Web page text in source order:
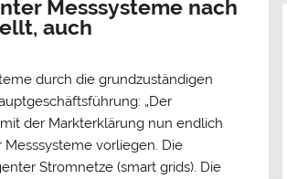
Messsysteme nach
auch
durch die grundzuständigen
„Der
der Markterklärung nun endlich
vorliegen. Die
Stromnetze (smart grids). Die